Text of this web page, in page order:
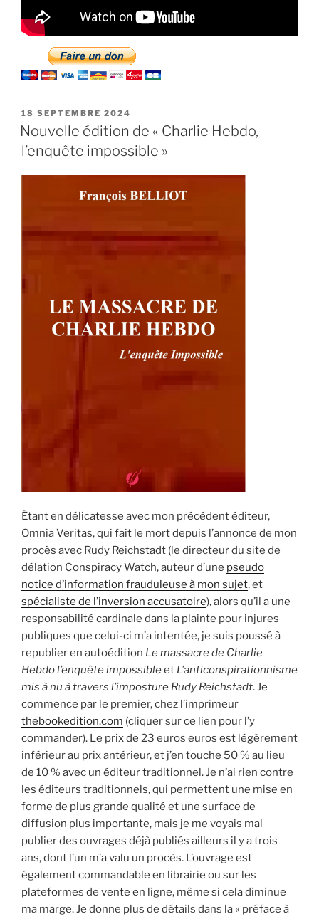
PUBLIÉ
LE
18 SEPTEMBRE 2024
Nouvelle édition de « Charlie Hebdo,
l’enquête impossible »
Étant en délicatesse avec mon précédent éditeur,
Omnia Veritas, qui fait le mort depuis l’annonce de mon
procès avec Rudy Reichstadt (le directeur du site de
délation Conspiracy Watch, auteur d’une pseudo
notice d’information frauduleuse à mon sujet, et
spécialiste de l’inversion accusatoire), alors qu’il a une
responsabilité cardinale dans la plainte pour injures
publiques que celui-ci m’a intentée, je suis poussé à
republier en autoédition Le massacre de Charlie
Hebdo l’enquête impossibleet L’anticonspirationnisme
mis à nu à travers l’imposture Rudy Reichstadt. Je
commence par le premier, chez l’imprimeur
thebookedition.com (cliquer sur ce lien pour l’y
commander). Le prix de 23 euros euros est légèrement
inférieur au prix antérieur, et j’en touche 50 % au lieu
de 10 % avec un éditeur traditionnel. Je n’ai rien contre
les éditeurs traditionnels, qui permettent une mise en
forme de plus grande qualité et une surface de
diffusion plus importante, mais je me voyais mal
publier des ouvrages déjà publiés ailleurs il y a trois
ans, dont l’un m’a valu un procès. L’ouvrage est
également commandable en librairie ou sur les
plateformes de vente en ligne, même si cela diminue
ma marge. Je donne plus de détails dans la « préface à